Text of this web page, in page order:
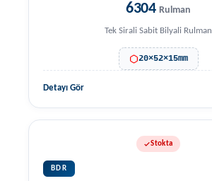
6304 Rulman
Tek Sirali Sabit Bilyali Rulman
20×52×15mm
Detayı Gör
Stokta
BDR